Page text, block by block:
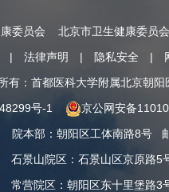
委员会 北京市卫生健康委员会
| 法律声明 | 隐私安全 |
有：首都医科大学附属北京朝阳
号-1
京公网安备
院本部 ： 朝阳区工体南路8号
石景山院区 ： 石景山区京原路5
常营院区 ： 朝阳区东十里堡路3